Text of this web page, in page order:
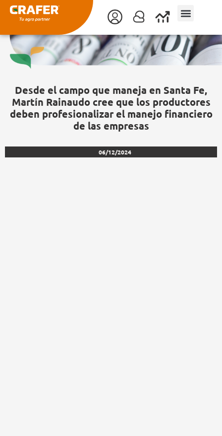
contenido
Desde el campo que maneja en Santa Fe,
Martín Rainaudo cree que los productores
deben profesionalizar el manejo financiero
de las empresas
06/12/2024